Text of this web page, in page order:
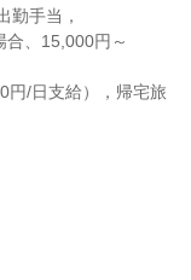
勤手当，
合、15,000円～
円/日支給），帰宅旅